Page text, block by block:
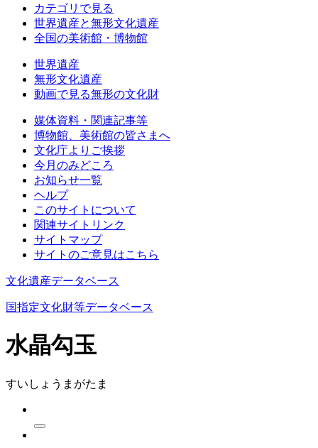
カテゴリで見る
世界遺産と無形文化遺産
全国の美術館・博物館
世界遺産
無形文化遺産
動画で見る無形の文化財
媒体資料・関連記事等
博物館、美術館の皆さまへ
文化庁よりご挨拶
今月のみどころ
お知らせ一覧
ヘルプ
このサイトについて
関連サイトリンク
サイトマップ
サイトのご意見はこちら
文化遺産データベース
国指定文化財等データベース
水晶勾玉
すいしょうまがたま